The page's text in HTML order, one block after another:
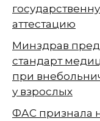
аттестацию
Минздрав
стандарт
при
у взрослых
ФАС признала